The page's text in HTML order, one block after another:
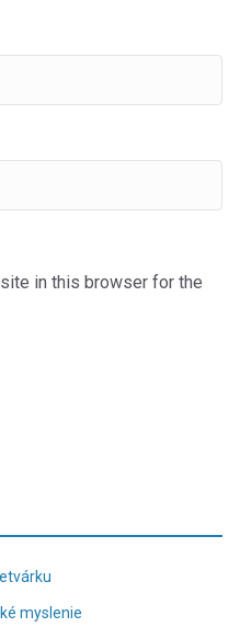
in this browser for the
myslenie